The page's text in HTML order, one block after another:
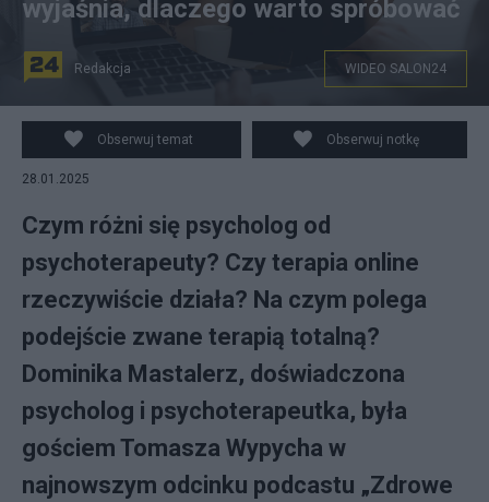
Gościem programu „Zdrowe Rozmowy Wypycha” była
psycholog Dominika Mastalerz. Fot. Salon24.pl ©/Canva
wyjaśnia, dlaczego warto spróbować
Redakcja WIDEO SALON24
Obserwuj temat Obserwuj notkę
28.01.2025
Czym różni się psycholog od
psychoterapeuty? Czy terapia online
rzeczywiście działa? Na czym polega
podejście zwane terapią totalną?
Dominika Mastalerz, doświadczona
psycholog i psychoterapeutka, była
gościem Tomasza Wypycha w
najnowszym odcinku podcastu „Zdrowe